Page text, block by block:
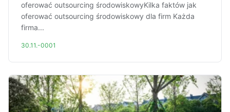
oferować outsourcing środowiskowyKilka faktów jak
oferować outsourcing środowiskowy dla firm Każda
firma...
30.11.-0001